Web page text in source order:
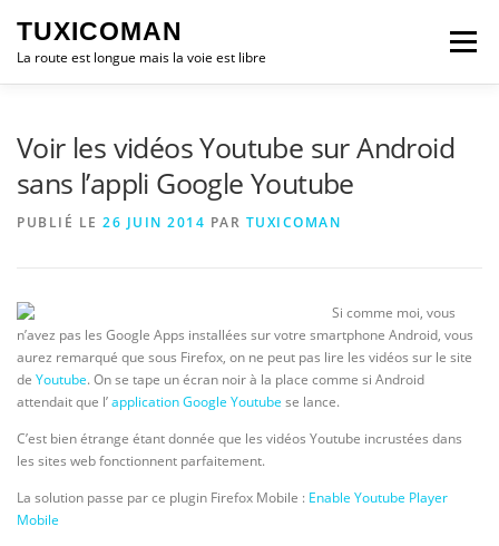
contenu
TUXICOMAN
La route est longue mais la voie est libre
Menu
Voir les vidéos Youtube sur Android
sans l’appli Google Youtube
PUBLIÉ LE 26 JUIN 2014 PAR TUXICOMAN
Si comme moi, vous
n’avez pas les Google Apps installées sur votre smartphone Android, vous
aurez remarqué que sous Firefox, on ne peut pas lire les vidéos sur le site
de Youtube. On se tape un écran noir à la place comme si Android
attendait que l’application Google Youtube se lance.
C’est bien étrange étant donnée que les vidéos Youtube incrustées dans
les sites web fonctionnent parfaitement.
La solution passe par ce plugin Firefox Mobile : Enable Youtube Player
Mobile